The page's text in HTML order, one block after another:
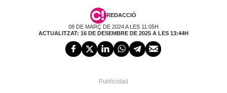
REDACCIÓ
08 DE MARÇ DE 2024 A LES 11:05H
ACTUALITZAT: 16 DE DESEMBRE DE 2025 A LES 13:44H